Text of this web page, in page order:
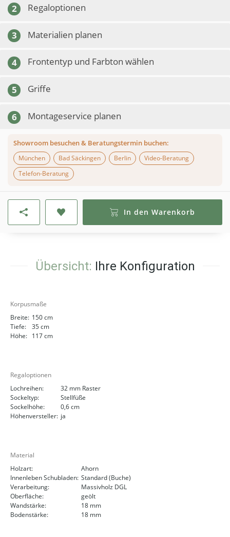
2 Regaloptionen
3 Materialien planen
4 Frontentyp und Farbton wählen
5 Griffe
6 Montageservice planen
Showroom besuchen & Beratungstermin buchen:
München
Bad Säckingen Berlin
Video-Beratung
Telefon-Beratung
In den Warenkorb
Übersicht: Ihre Konfiguration
Korpusmaße
Breite: 150 cm
Tiefe:
35 cm
Höhe: 117 cm
Regaloptionen
Lochreihen:
32 mm Raster
Sockeltyp:
Stellfüße
Sockelhöhe:
0,6 cm
Höhenversteller: ja
Material
Holzart:
Ahorn
Innenleben Schubladen: Standard (Buche)
Verarbeitung:
Massivholz DGL
Oberfläche:
geölt
Wandstärke:
18 mm
Bodenstärke:
18 mm